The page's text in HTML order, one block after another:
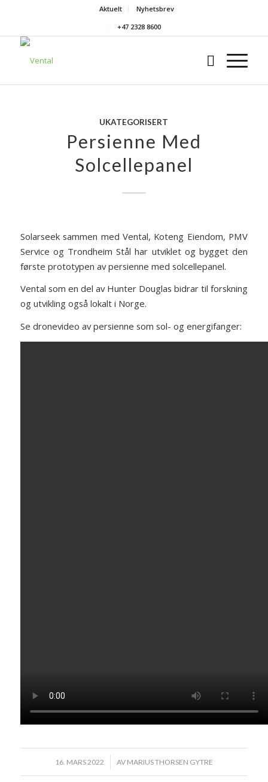
Aktuelt
Nyhetsbrev
+47 2328 8600
UKATEGORISERT
Persienne Med
Solcellepanel
Solarseek sammen med Vental, Koteng Eiendom, PMV
Service og Trondheim Stål har utviklet og bygget den
første prototypen av persienne med solcellepanel.
Vental som en del av Hunter Douglas bidrar til forskning
og utvikling også lokalt i Norge.
Se dronevideo av persienne som sol- og energifanger:
16. MARS 2022
/ AV MARIUS THORSEN GYTRE